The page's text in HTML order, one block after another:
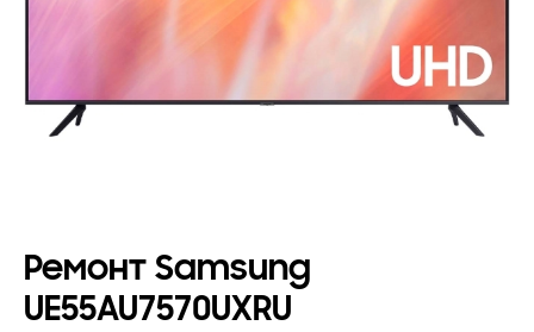
Ремонт Samsung
UE55AU7570UXRU